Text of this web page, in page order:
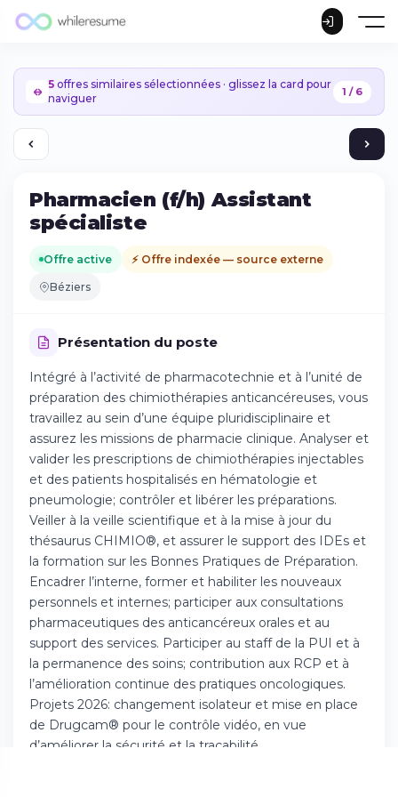
5 offres similaires sélectionnées · glissez la card pour
naviguer
1 / 6
Pharmacien (f/h) Assistant
spécialiste
Offre active ⚡ Offre indexée — source externe
Béziers
Présentation du poste
Intégré à l’activité de pharmacotechnie et à l’unité de
préparation des chimiothérapies anticancéreuses, vous
travaillez au sein d’une équipe pluridisciplinaire et
assurez les missions de pharmacie clinique. Analyser et
valider les prescriptions de chimiothérapies injectables
et des patients hospitalisés en hématologie et
pneumologie; contrôler et libérer les préparations.
Veiller à la veille scientifique et à la mise à jour du
thésaurus CHIMIO®, et assurer le support des IDEs et
la formation sur les Bonnes Pratiques de Préparation.
Encadrer l’interne, former et habiliter les nouveaux
personnels et internes; participer aux consultations
pharmaceutiques des anticancéreux orales et au
support des services. Participer au staff de la PUI et à
la permanence des soins; contribution aux RCP et à
l’amélioration continue des pratiques oncologiques.
Projets 2026: changement isolateur et mise en place
de Drugcam® pour le contrôle vidéo, en vue
d’améliorer la sécurité et la traçabilité.
Continuer sur iPhone
Téléchargez l'app sur l'App Store
Continuer sur Android
Téléchargez l'app sur Google Play
Se connecter sur le web
Accédez à votre compte depuis votre
navigateur